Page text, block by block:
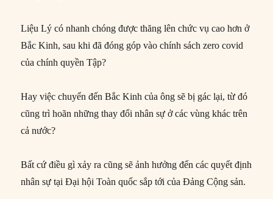
Liệu Lý có nhanh chóng được thăng lên chức vụ cao hơn ở
Bắc Kinh, sau khi đã đóng góp vào chính sách zero covid
của chính quyền Tập?
Hay việc chuyển đến Bắc Kinh của ông sẽ bị gác lại, từ đó
cũng trì hoãn những thay đổi nhân sự ở các vùng khác trên
cả nước?
Bất cứ điều gì xảy ra cũng sẽ ảnh hưởng đến các quyết định
nhân sự tại Đại hội Toàn quốc sắp tới của Đảng Cộng sản.